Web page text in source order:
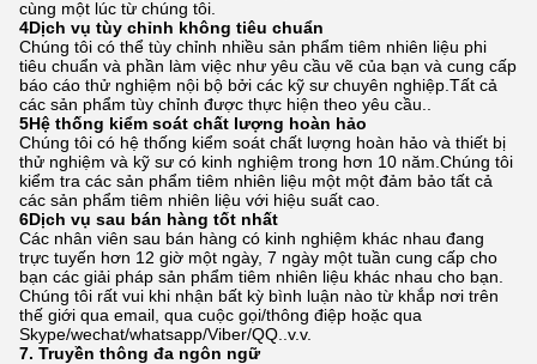
cùng một lúc từ chúng tôi.
4Dịch vụ tùy chỉnh không tiêu chuẩn
Chúng tôi có thể tùy chỉnh nhiều sản phẩm tiêm nhiên liệu phi
tiêu chuẩn và phần làm việc như yêu cầu vẽ của bạn và cung cấp
báo cáo thử nghiệm nội bộ bởi các kỹ sư chuyên nghiệp.Tất cả
các sản phẩm tùy chỉnh được thực hiện theo yêu cầu..
5Hệ thống kiểm soát chất lượng hoàn hảo
Chúng tôi có hệ thống kiểm soát chất lượng hoàn hảo và thiết bị
thử nghiệm và kỹ sư có kinh nghiệm trong hơn 10 năm.Chúng tôi
kiểm tra các sản phẩm tiêm nhiên liệu một một đảm bảo tất cả
các sản phẩm tiêm nhiên liệu với hiệu suất cao.
6Dịch vụ sau bán hàng tốt nhất
Các nhân viên sau bán hàng có kinh nghiệm khác nhau đang
trực tuyến hơn 12 giờ một ngày, 7 ngày một tuần cung cấp cho
bạn các giải pháp sản phẩm tiêm nhiên liệu khác nhau cho bạn.
Chúng tôi rất vui khi nhận bất kỳ bình luận nào từ khắp nơi trên
thế giới qua email, qua cuộc gọi/thông điệp hoặc qua
Skype/wechat/whatsapp/Viber/QQ..v.v.
7. Truyền thông đa ngôn ngữ